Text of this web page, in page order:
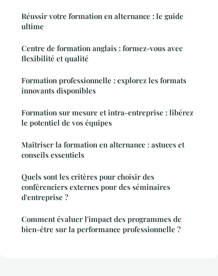
Réussir votre formation en alternance : le guide
ultime
Centre de formation anglais : formez-vous avec
flexibilité et qualité
Formation professionnelle : explorez les formats
innovants disponibles
Formation sur mesure et intra-entreprise : libérez
le potentiel de vos équipes
Maîtriser la formation en alternance : astuces et
conseils essentiels
Quels sont les critères pour choisir des
conférenciers externes pour des séminaires
d'entreprise ?
Comment évaluer l'impact des programmes de
bien-être sur la performance professionnelle ?